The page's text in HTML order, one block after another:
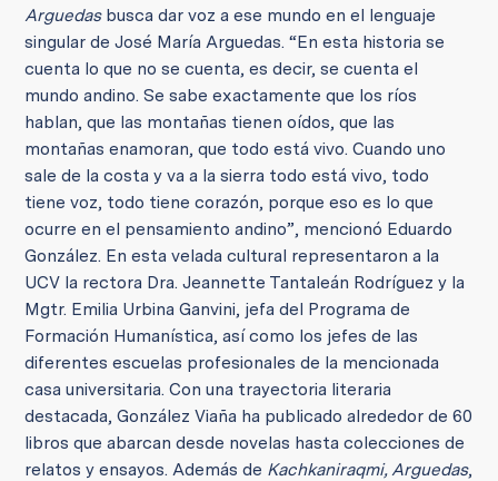
Arguedasbusca dar voz a ese mundo en el lenguaje
singular de José María Arguedas. “En esta historia se
cuenta lo que no se cuenta, es decir, se cuenta el
mundo andino. Se sabe exactamente que los ríos
hablan, que las montañas tienen oídos, que las
montañas enamoran, que todo está vivo. Cuando uno
sale de la costa y va a la sierra todo está vivo, todo
tiene voz, todo tiene corazón, porque eso es lo que
ocurre en el pensamiento andino”, mencionó Eduardo
González. En esta velada cultural representaron a la
UCV la rectora Dra. Jeannette Tantaleán Rodríguez y la
Mgtr. Emilia Urbina Ganvini, jefa del Programa de
Formación Humanística, así como los jefes de las
diferentes escuelas profesionales de la mencionada
casa universitaria. Con una trayectoria literaria
destacada, González Viaña ha publicado alrededor de 60
libros que abarcan desde novelas hasta colecciones de
relatos y ensayos. Además de Kachkaniraqmi, Arguedas,